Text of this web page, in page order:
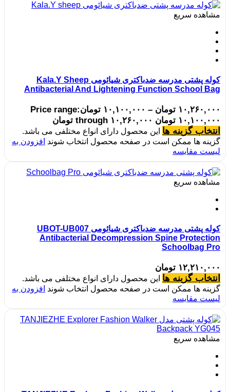
مشاهده سریع
کوله پشتی مدرسه ضدباکتری شیائومی Kala.Y Sheep
Antibacterial And Lightening Function School Bag
۱۰,۲۶۰,۰۰۰ تومان – ۱۰,۱۰۰,۰۰۰ تومانPrice range:
۱۰,۱۰۰,۰۰۰ تومان through ۱۰,۲۶۰,۰۰۰ تومان
انتخاب گزینه ها این محصول دارای انواع مختلفی می باشد.
گزینه ها ممکن است در صفحه محصول انتخاب شوند افزودن به
لیست مقایسه
مشاهده سریع
کوله پشتی مدرسه ضدباکتری شیائومی UBOT-UB007
Antibacterial Decompression Spine Protection
Schoolbag Pro
۱۲,۲۱۰,۰۰۰ تومان
انتخاب گزینه ها این محصول دارای انواع مختلفی می باشد.
گزینه ها ممکن است در صفحه محصول انتخاب شوند افزودن به
لیست مقایسه
مشاهده سریع